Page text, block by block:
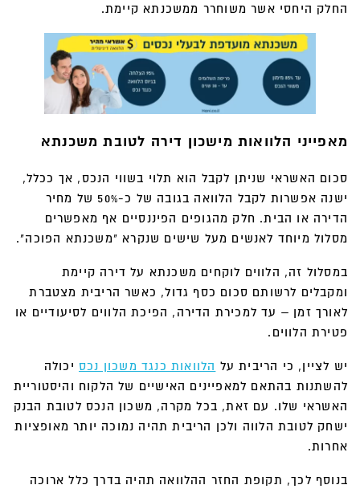
החלק היחסי אשר משוחרר ממשכנתא קיימת.
מאפייני הלוואות מישכון דירה לטובת משכנתא
סכום האשראי שניתן לקבל הוא תלוי בשווי הנכס, אך ככלל,
ישנה אפשרות לקבל הלוואה בגובה של כ-50% של מחיר
הדירה או הבית. חלק מהגופים הפיננסיים אף מאפשרים
מסלול מיוחד לאנשים מעל שישים שנקרא "משכנתא הפוכה".
במסלול זה, הלווים לוקחים משכנתא על דירה קיימת
ומקבלים לרשותם סכום כסף גדול, כאשר הריבית מצטברת
לאורך זמן – עד למכירת הדירה, הפיכת הלווים לסיעודיים או
פטירת הלווים.
יש לציין, כי הריבית על הלוואות כנגד משכון נכס יכולה
להשתנות בהתאם למאפיינים האישיים של הלקוח והיסטוריית
האשראי שלו. עם זאת, בכל מקרה, משכון הנכס לטובת הבנק
ישחק לטובת הלווה ולכן הריבית תהיה נמוכה יותר מאופציות
אחרות.
בנוסף לכך, תקופת החזר ההלוואה תהיה בדרך כלל ארוכה